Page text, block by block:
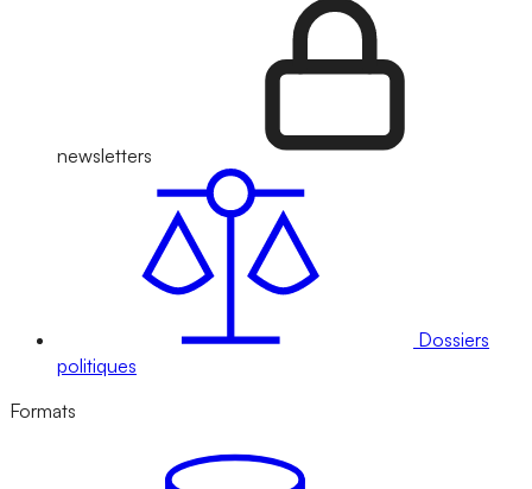
newsletters
Dossiers
politiques
Formats